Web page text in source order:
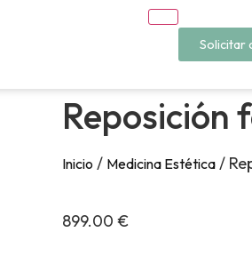
Solicitar
Reposición
Inicio / Medicina Estética /
899.00 €